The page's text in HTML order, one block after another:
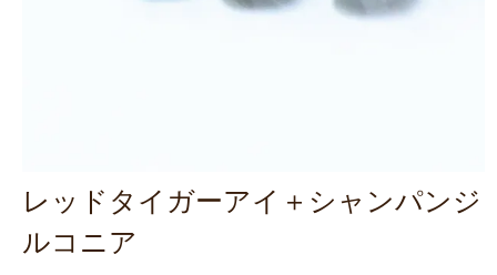
レッドタイガーアイ＋シャンパンジ
ルコニア